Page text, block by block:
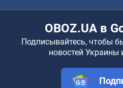
OBOZ.UA в
Подписывайтесь, чтобы
новостей Украины